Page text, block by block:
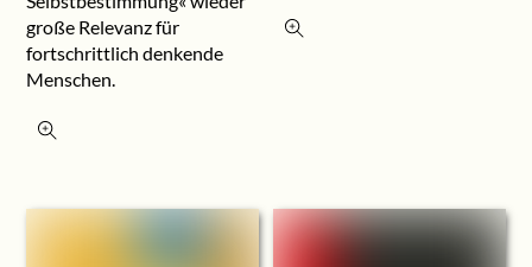
große Relevanz für
fortschrittlich denkende
Menschen.